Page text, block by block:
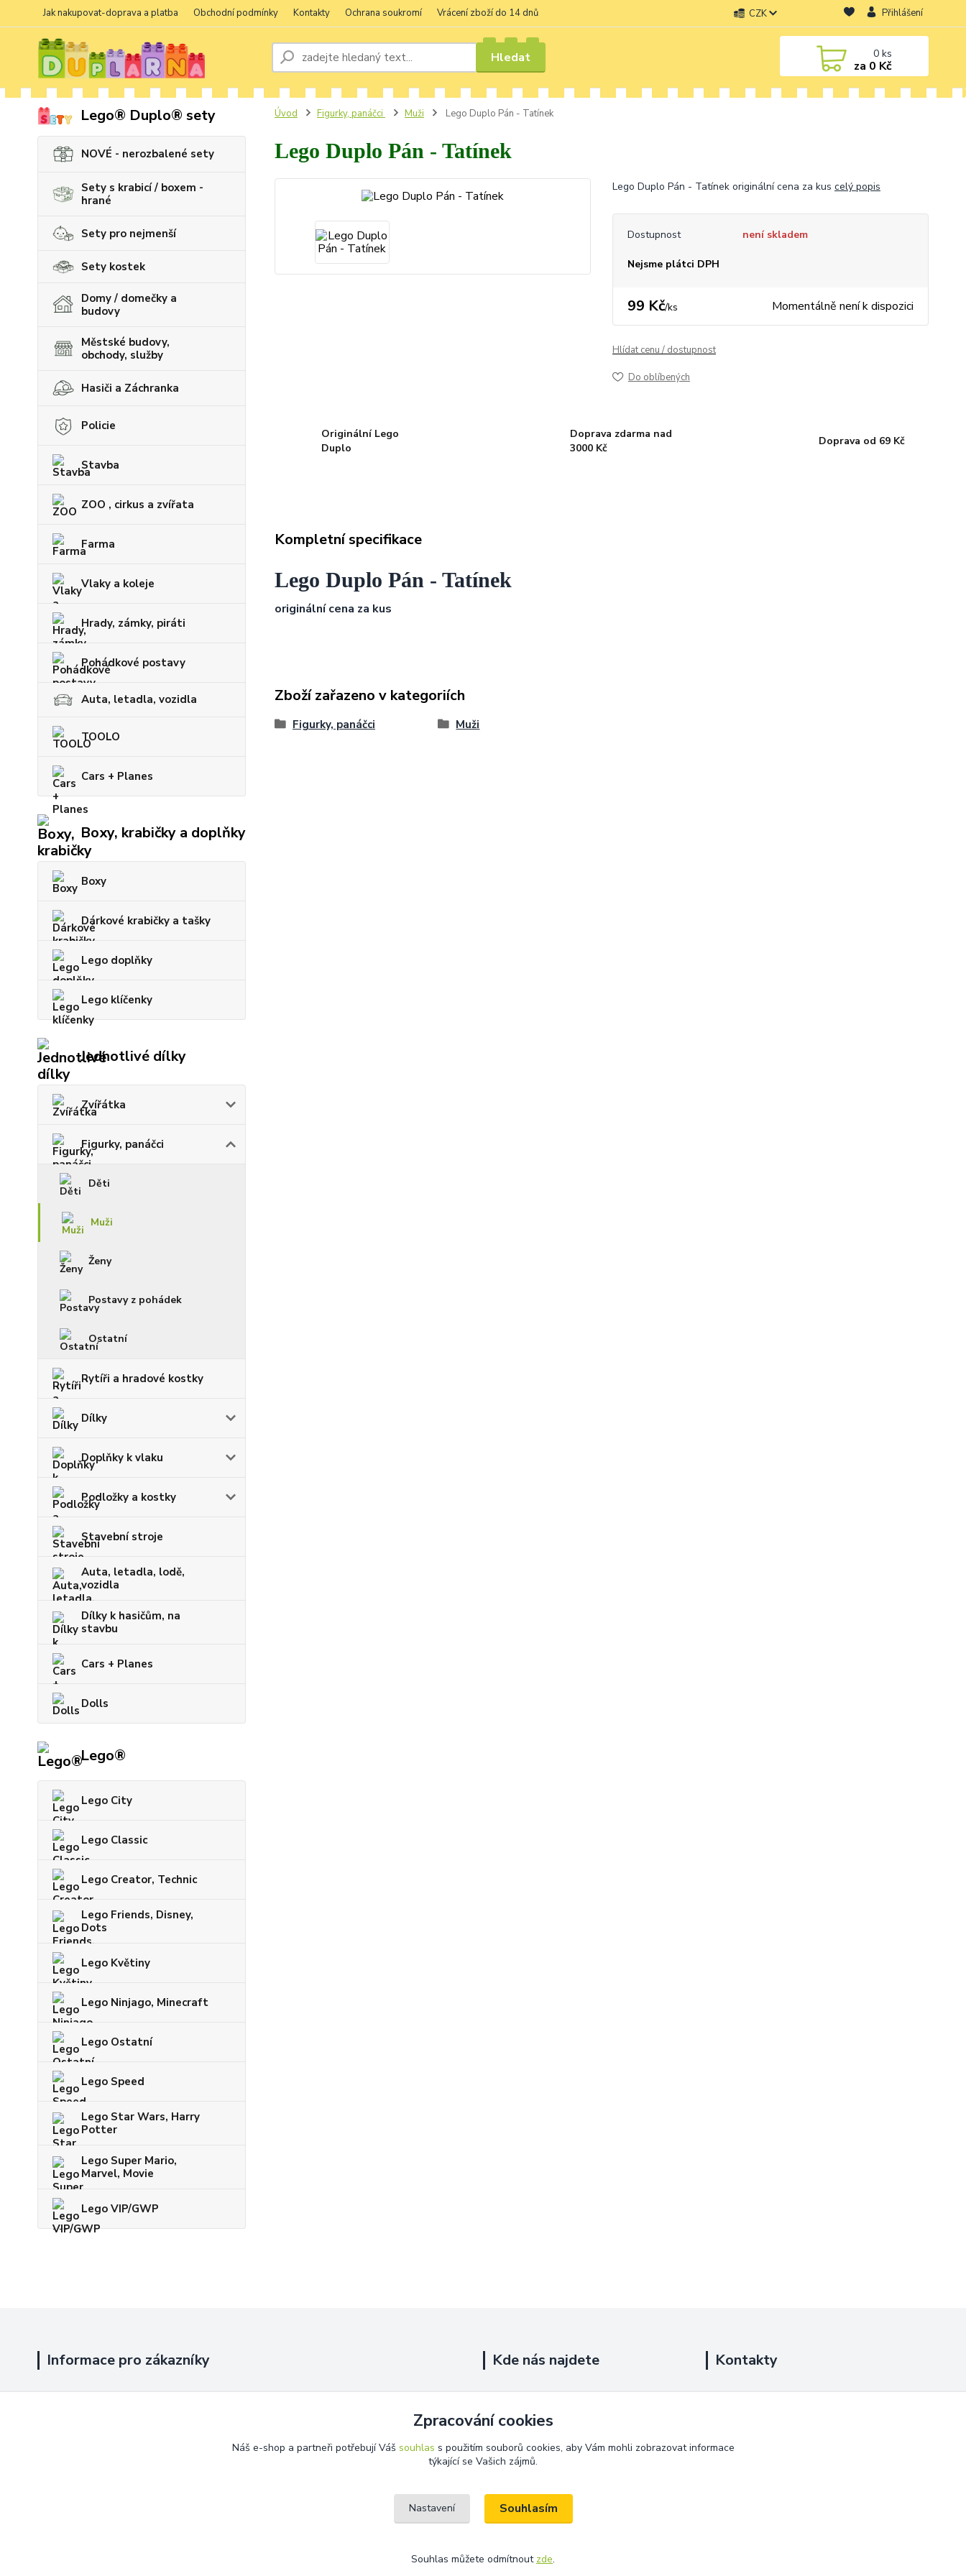
Jak nakupovat-doprava a platba Obchodní podmínky Kontakty Ochrana soukromí Vrácení zboží do 14 dnů CZK Přihlášení
Hledat 0ks
za 0 Kč
Lego® Duplo® sety
NOVÉ - nerozbalené sety
Sety s krabicí / boxem -
hrané
Sety pro nejmenší
Sety kostek
Domy / domečky a
budovy
Městské budovy,
obchody, služby
Hasiči a Záchranka
Policie
Stavba
ZOO , cirkus a zvířata
Farma
Vlaky a koleje
Hrady, zámky, piráti
Pohádkové postavy
Auta, letadla, vozidla
TOOLO
Cars + Planes
Boxy, krabičky a doplňky
Boxy
Dárkové krabičky a tašky
Lego doplňky
Lego klíčenky
Jednotlivé dílky
Zvířátka
Figurky, panáčci
Děti
Muži
Ženy
Postavy z pohádek
Ostatní
Rytíři a hradové kostky
Dílky
Doplňky k vlaku
Podložky a kostky
Stavební stroje
Auta, letadla, lodě,
vozidla
Dílky k hasičům, na
stavbu
Cars + Planes
Dolls
Lego®
Lego City
Lego Classic
Lego Creator, Technic
Lego Friends, Disney,
Dots
Lego Květiny
Lego Ninjago, Minecraft
Lego Ostatní
Lego Speed
Lego Star Wars, Harry
Potter
Lego Super Mario,
Marvel, Movie
Lego VIP/GWP
Úvod Figurky, panáčci Muži Lego Duplo Pán - Tatínek
Lego Duplo Pán - Tatínek
Lego Duplo Pán - Tatínek originální cena za kus celý popis
Dostupnost není skladem
Nejsme plátci DPH
99 Kč/ks Momentálně není k dispozici
Hlídat cenu / dostupnost
Do oblíbených
Originální Lego
Duplo
Doprava zdarma nad
3000 Kč
Doprava od 69 Kč
Kompletní specifikace
Lego Duplo Pán - Tatínek
originální cena za kus
Zboží zařazeno v kategoriích
Figurky, panáčci Muži
Informace pro zákazníky Kde nás najdete
Říčany, 251 01
Na této adrese není prodejna.
Kontakty
+420 725 889 873
info@duplarna.cz
Zpracování cookies
Náš e-shop a partneři potřebují Váš souhlas s použitím souborů cookies, aby Vám mohli zobrazovat informace
týkající se Vašich zájmů.
Nastavení Souhlasím
Souhlas můžete odmítnout zde.